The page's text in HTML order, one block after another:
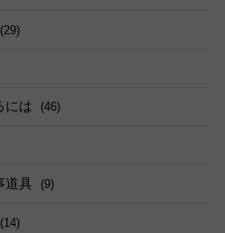
(29)
には (46)
道具 (9)
(14)